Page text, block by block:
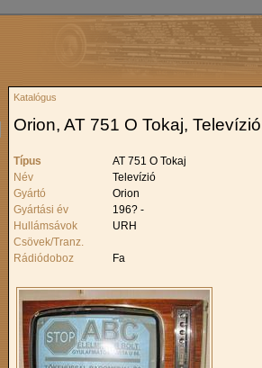
Orion, AT 751 O Tokaj, Televízió
Katalógus
Típus
AT 751 O Tokaj
Név
Televízió
Gyártó
Orion
Gyártási év
196? -
Hullámsávok
URH
Csövek/Tranz.
Rádiódoboz
Fa